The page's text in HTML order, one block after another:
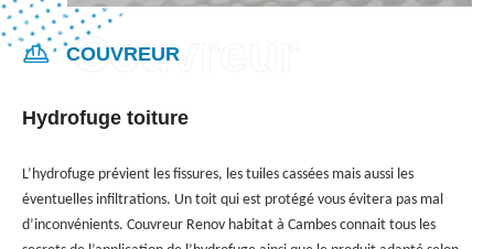
COUVREUR
Hydrofuge toiture
L’hydrofuge prévient les fissures, les tuiles cassées mais aussi les
éventuelles infiltrations. Un toit qui est protégé vous évitera pas mal
d’inconvénients. Couvreur Renov habitat à Cambes connait tous les